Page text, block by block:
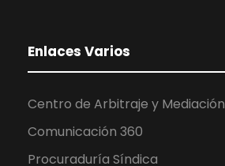
Enlaces Varios
Centro de Arbitraje y Mediación
Comunicación 360
Procuraduría Síndica